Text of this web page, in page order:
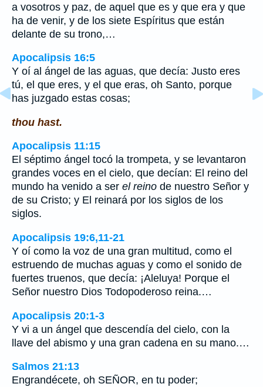
a vosotros y paz, de aquel que es y que era y que
ha de venir, y de los siete Espíritus que están
delante de su trono,…
Apocalipsis 16:5
Y oí al ángel de las aguas, que decía: Justo eres
tú, el que eres, y el que eras, oh Santo, porque
has juzgado estas cosas;
thou hast.
Apocalipsis 11:15
El séptimo ángel tocó la trompeta, y se levantaron
grandes voces en el cielo, que decían: El reino del
mundo ha venido a ser el reino de nuestro Señor y
de su Cristo; y El reinará por los siglos de los
siglos.
Apocalipsis 19:6,11-21
Y oí como la voz de una gran multitud, como el
estruendo de muchas aguas y como el sonido de
fuertes truenos, que decía: ¡Aleluya! Porque el
Señor nuestro Dios Todopoderoso reina.…
Apocalipsis 20:1-3
Y vi a un ángel que descendía del cielo, con la
llave del abismo y una gran cadena en su mano.…
Salmos 21:13
Engrandécete, oh SEÑOR, en tu poder;